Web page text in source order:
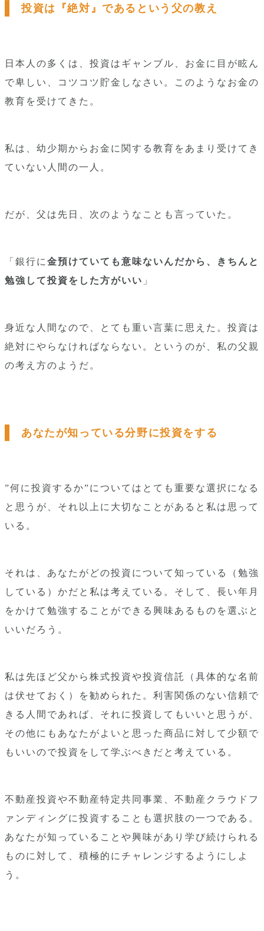
投資は『絶対』であるという父の教え
日本人の多くは、投資はギャンブル、お金に目が眩ん
で卑しい、コツコツ貯金しなさい。このようなお金の
教育を受けてきた。
私は、幼少期からお金に関する教育をあまり受けてき
ていない人間の一人。
だが、父は先日、次のようなことも言っていた。
「銀行に 金預けていても意味ないんだから、きちんと
勉強して投資をした方がいい 」
身近な人間なので、とても重い言葉に思えた。投資は
絶対にやらなければならない。というのが、私の父親
の考え方のようだ。
あなたが知っている分野に投資をする
”何に投資するか”についてはとても重要な選択になる
と思うが、それ以上に大切なことがあると私は思って
いる。
それは、あなたがどの投資について知っている（勉強
している）かだと私は考えている。そして、長い年月
をかけて勉強することができる興味あるものを選ぶと
いいだろう。
私は先ほど父から株式投資や投資信託（具体的な名前
は伏せておく）を勧められた。利害関係のない信頼で
きる人間であれば、それに投資してもいいと思うが、
その他にもあなたがよいと思った商品に対して少額で
もいいので投資をして学ぶべきだと考えている。
不動産投資や不動産特定共同事業、不動産クラウドフ
ァンディングに投資することも選択肢の一つである。
あなたが知っていることや興味があり学び続けられる
ものに対して、積極的にチャレンジするようにしよ
う。